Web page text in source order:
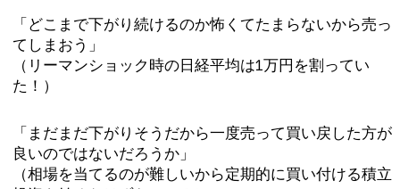
「どこまで下がり続けるのか怖くてたまらないから売っ
てしまおう」
（リーマンショック時の日経平均は1万円を割ってい
た！）
「まだまだ下がりそうだから一度売って買い戻した方が
良いのではないだろうか」
（相場を当てるのが難しいから定期的に買い付ける積立